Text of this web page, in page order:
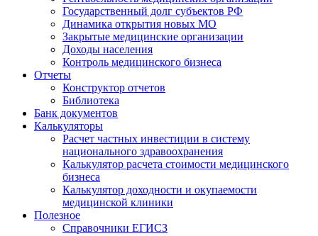
Государственный долг субъектов РФ
Динамика открытия новых МО
Закрытые медицинские организации
Доходы населения
Контроль медицинского бизнеса
Отчеты
Конструктор отчетов
Библиотека
Банк документов
Калькуляторы
Расчет частных инвестиции в систему
национального здравоохранения
Калькулятор расчета стоимости медицинского
бизнеса
Калькулятор доходности и окупаемости
медицинской клиники
Полезное
Справочники ЕГИСЗ